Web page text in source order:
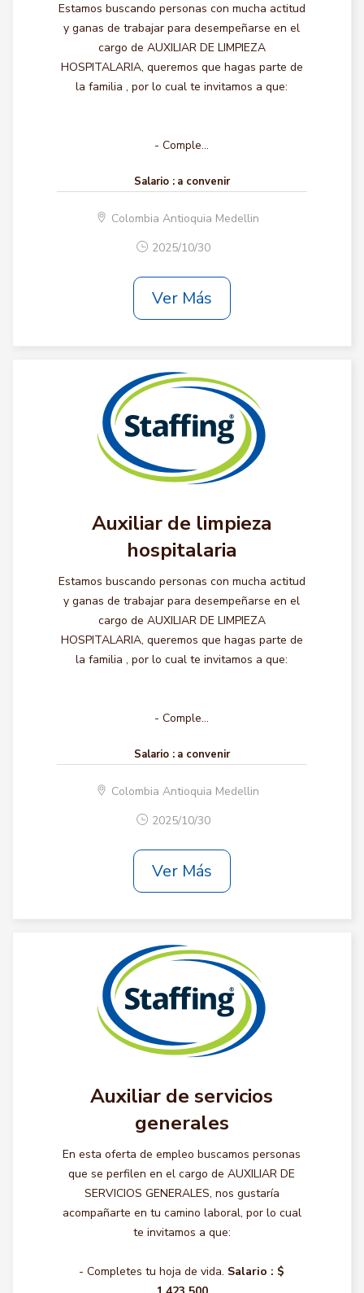
Estamos buscando personas con mucha actitud
y ganas de trabajar para desempeñarse en el
cargo de AUXILIAR DE LIMPIEZA
HOSPITALARIA, queremos que hagas parte de
la familia , por lo cual te invitamos a que:
- Comple...
Salario : a convenir
Colombia Antioquia Medellin
2025/10/30
Ver Más
Auxiliar de limpieza
hospitalaria
Estamos buscando personas con mucha actitud
y ganas de trabajar para desempeñarse en el
cargo de AUXILIAR DE LIMPIEZA
HOSPITALARIA, queremos que hagas parte de
la familia , por lo cual te invitamos a que:
- Comple...
Salario : a convenir
Colombia Antioquia Medellin
2025/10/30
Ver Más
Auxiliar de servicios
generales
En esta oferta de empleo buscamos personas
que se perfilen en el cargo de AUXILIAR DE
SERVICIOS GENERALES, nos gustaría
acompañarte en tu camino laboral, por lo cual
te invitamos a que:
- Completes tu hoja de vida. Salario : $